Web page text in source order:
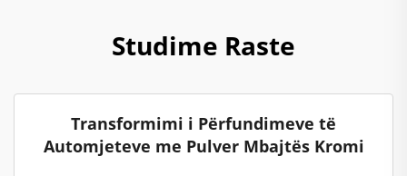
Studime Raste
Transformimi i Përfundimeve të
Automjeteve me Pulver Mbajtës Kromi